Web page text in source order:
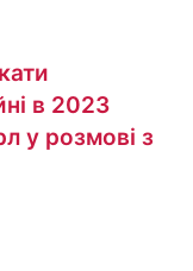
в 2023
у розмові з